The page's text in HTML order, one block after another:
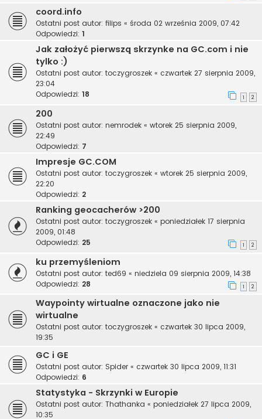
coord.info
Ostatni post autor: filips « środa 02 września 2009, 07:42
Odpowiedzi: 1
Jak założyć pierwszą skrzynke na GC.com i nie
tylko :)
Ostatni post autor: toczygroszek « czwartek 27 sierpnia 2009,
23:04
Odpowiedzi: 18 1 2
200
Ostatni post autor: nemrodek « wtorek 25 sierpnia 2009,
22:49
Odpowiedzi: 7
Impresje GC.COM
Ostatni post autor: toczygroszek « wtorek 25 sierpnia 2009,
22:20
Odpowiedzi: 2
Ranking geocacherów >200
Ostatni post autor: toczygroszek « poniedziałek 17 sierpnia
2009, 01:48
Odpowiedzi: 25 1 2
ku przemyśleniom
Ostatni post autor: ted69 « niedziela 09 sierpnia 2009, 14:38
Odpowiedzi: 28 1 2
Waypointy wirtualne oznaczone jako nie
wirtualne
Ostatni post autor: toczygroszek « czwartek 30 lipca 2009,
19:35
GC i GE
Ostatni post autor: Spider « czwartek 30 lipca 2009, 11:31
Odpowiedzi: 6
Statystyka - Skrzynki w Europie
Ostatni post autor: Thathanka « poniedziałek 27 lipca 2009,
10:35